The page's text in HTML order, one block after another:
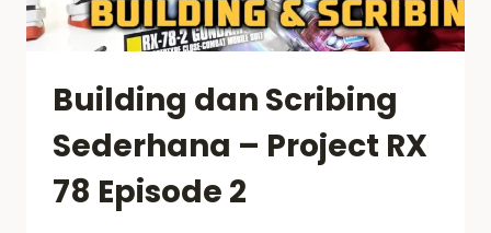
Building dan Scribing
Sederhana – Project RX
78 Episode 2